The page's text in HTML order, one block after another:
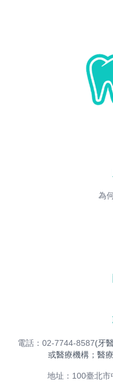
為
電話：02-7744-8587(牙
或醫療機構；醫
地址：100臺北